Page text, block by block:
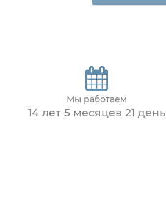
Мы работаем
14 лет 5 месяцев 21 день